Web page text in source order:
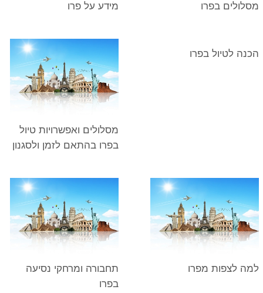
מסלולים בפרו מידע על פרו
הכנה לטיול בפרו
מסלולים ואפשרויות טיול
בפרו בהתאם לזמן ולסגנון
למה לצפות מפרו
תחבורה ומרחקי נסיעה
בפרו